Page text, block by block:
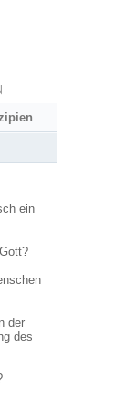
ein
der
des